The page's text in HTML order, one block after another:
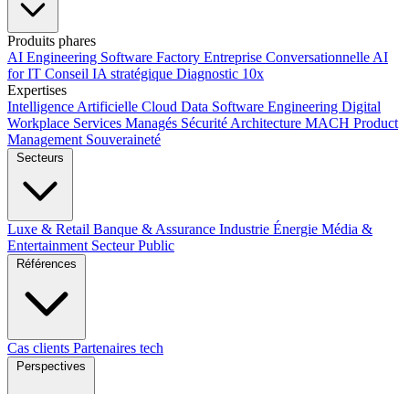
Produits phares
AI Engineering Software Factory Entreprise Conversationnelle AI
for IT Conseil IA stratégique Diagnostic 10x
Expertises
Intelligence Artificielle Cloud Data Software Engineering Digital
Workplace Services Managés Sécurité Architecture MACH Product
Management Souveraineté
Secteurs
Luxe & Retail Banque & Assurance Industrie Énergie Média &
Entertainment Secteur Public
Références
Cas clients Partenaires tech
Perspectives